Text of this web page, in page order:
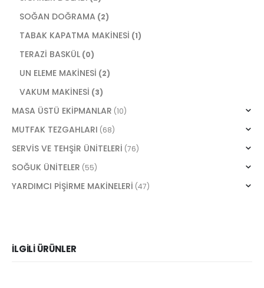
SOĞAN DOĞRAMA (2)
TABAK KAPATMA MAKİNESİ (1)
TERAZİ BASKÜL (0)
UN ELEME MAKİNESİ (2)
VAKUM MAKİNESİ (3)
MASA ÜSTÜ EKİPMANLAR (10)
MUTFAK TEZGAHLARI (68)
SERVİS VE TEHŞİR ÜNİTELERİ (76)
SOĞUK ÜNİTELER (55)
YARDIMCI PİŞİRME MAKİNELERİ (47)
İLGILI ÜRÜNLER